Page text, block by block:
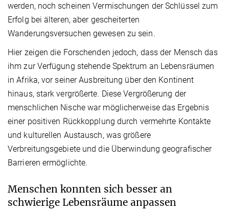
werden, noch scheinen Vermischungen der Schlüssel zum
Erfolg bei älteren, aber gescheiterten
Wanderungsversuchen gewesen zu sein.
Hier zeigen die Forschenden jedoch, dass der Mensch das
ihm zur Verfügung stehende Spektrum an Lebensräumen
in Afrika, vor seiner Ausbreitung über den Kontinent
hinaus, stark vergrößerte. Diese Vergrößerung der
menschlichen Nische war möglicherweise das Ergebnis
einer positiven Rückkopplung durch vermehrte Kontakte
und kulturellen Austausch, was größere
Verbreitungsgebiete und die Überwindung geografischer
Barrieren ermöglichte.
Menschen konnten sich besser an
schwierige Lebensräume anpassen